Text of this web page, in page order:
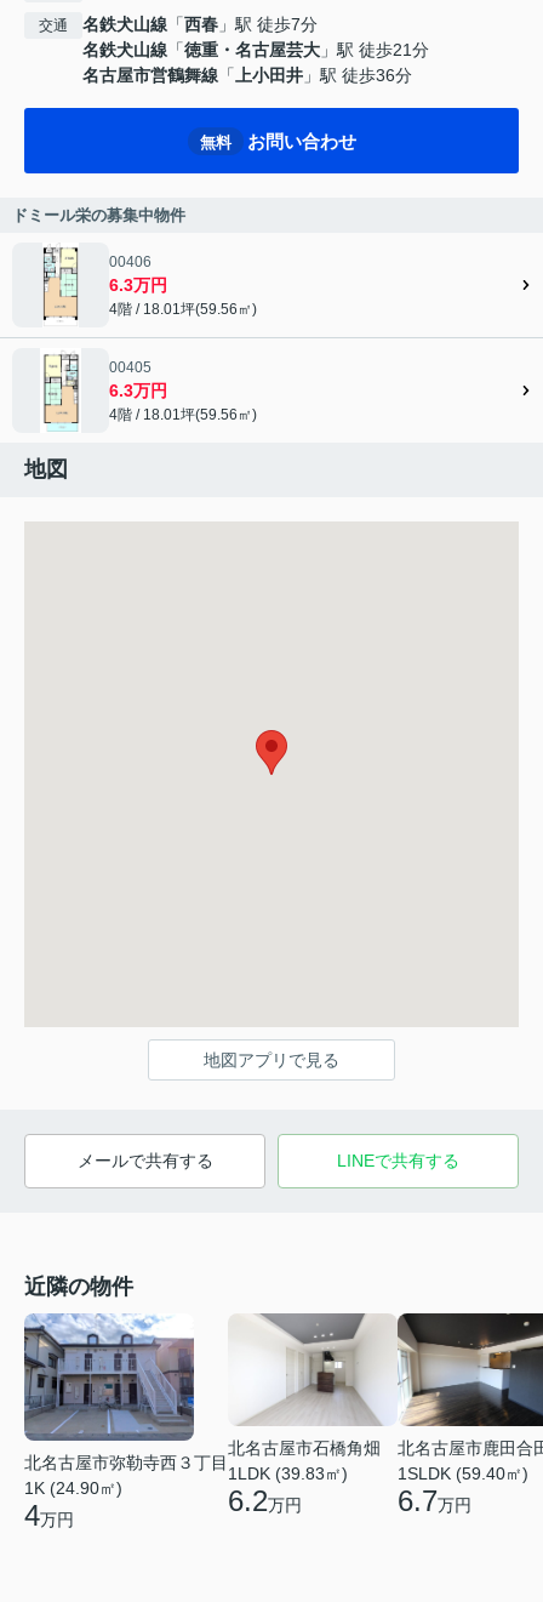
交通 名鉄犬山線 「西春 」駅 徒歩7分
名鉄犬山線 「徳重・名古屋芸大 」駅 徒歩21分
名古屋市営鶴舞線 「上小田井 」駅 徒歩36分
無料 お問い合わせ
ドミール栄の募集中物件
00406
6.3万円
4階 / 18.01坪(59.56㎡)
00405
6.3万円
4階 / 18.01坪(59.56㎡)
地図
地図アプリで見る
メールで共有する LINEで共有する
近隣の物件
北名古屋市弥勒寺西３丁目
1K (24.90㎡)
4万円
北名古屋市石橋角畑
1LDK (39.83㎡)
6.2万円
北名古屋市鹿田合
1SLDK (59.40㎡)
6.7万円